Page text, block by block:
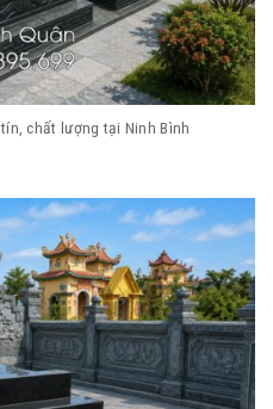
chất lượng tại Ninh Bình